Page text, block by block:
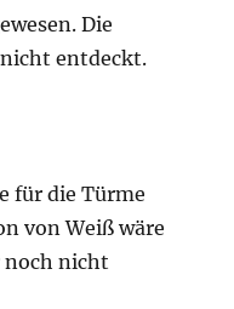
Die
entdeckt.
für die Türme
von Weiß wäre
noch nicht